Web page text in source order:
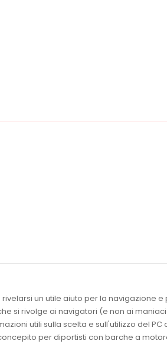
un utile aiuto per la navigazione e
si rivolge ai navigatori (e non ai
utili sulla scelta e sull'utilizzo del PC
per diportisti con barche a